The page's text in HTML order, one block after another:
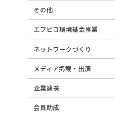
その他
エフピコ環境基金事業
ネットワークづくり
メディア掲載・出演
企業連携
会員助成